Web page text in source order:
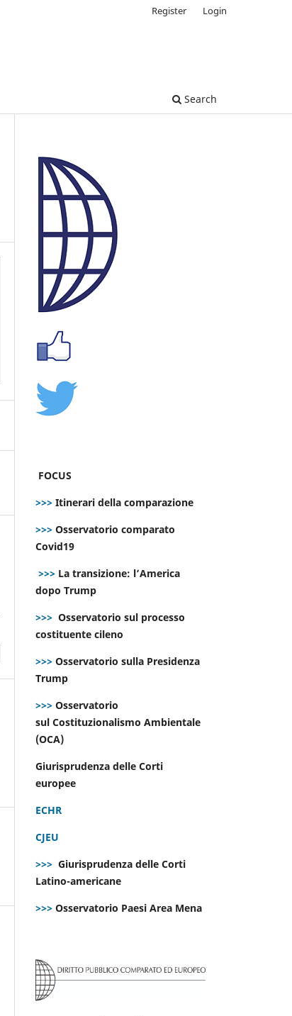
Search
Register Login
FOCUS
>>> Itinerari della comparazione
>>> Osservatorio comparato
Covid19
>>> La transizione: l’America
dopo Trump
>>> Osservatorio sul processo
costituente cileno
>>> Osservatorio sulla Presidenza
Trump
>>> Osservatorio
sul Costituzionalismo Ambientale
(OCA)
Giurisprudenza delle Corti
europee
ECHR
CJEU
>>> Giurisprudenza delle Corti
Latino-americane
>>> Osservatorio Paesi Area Mena